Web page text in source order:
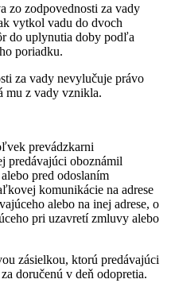
zo zodpovednosti za vady
vytkol vadu do dvoch
do uplynutia doby podľa
poriadku.
za vady nevylučuje právo
mu z vady vznikla.
prevádzkarni
predávajúci oboznámil
pred odoslaním
komunikácie na adrese
alebo na inej adrese, o
pri uzavretí zmluvy alebo
zásielkou, ktorú predávajúci
doručenú v deň odopretia.